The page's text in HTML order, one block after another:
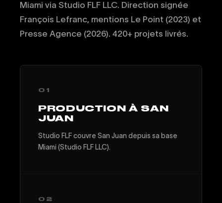
Miami via Studio FLF LLC. Direction signée
François Lefranc, mentions Le Point (2023) et
Presse Agence (2026). 420+ projets livrés.
01
PRODUCTION À SAN
JUAN
Studio FLF couvre San Juan depuis sa base
Miami (Studio FLF LLC).
02